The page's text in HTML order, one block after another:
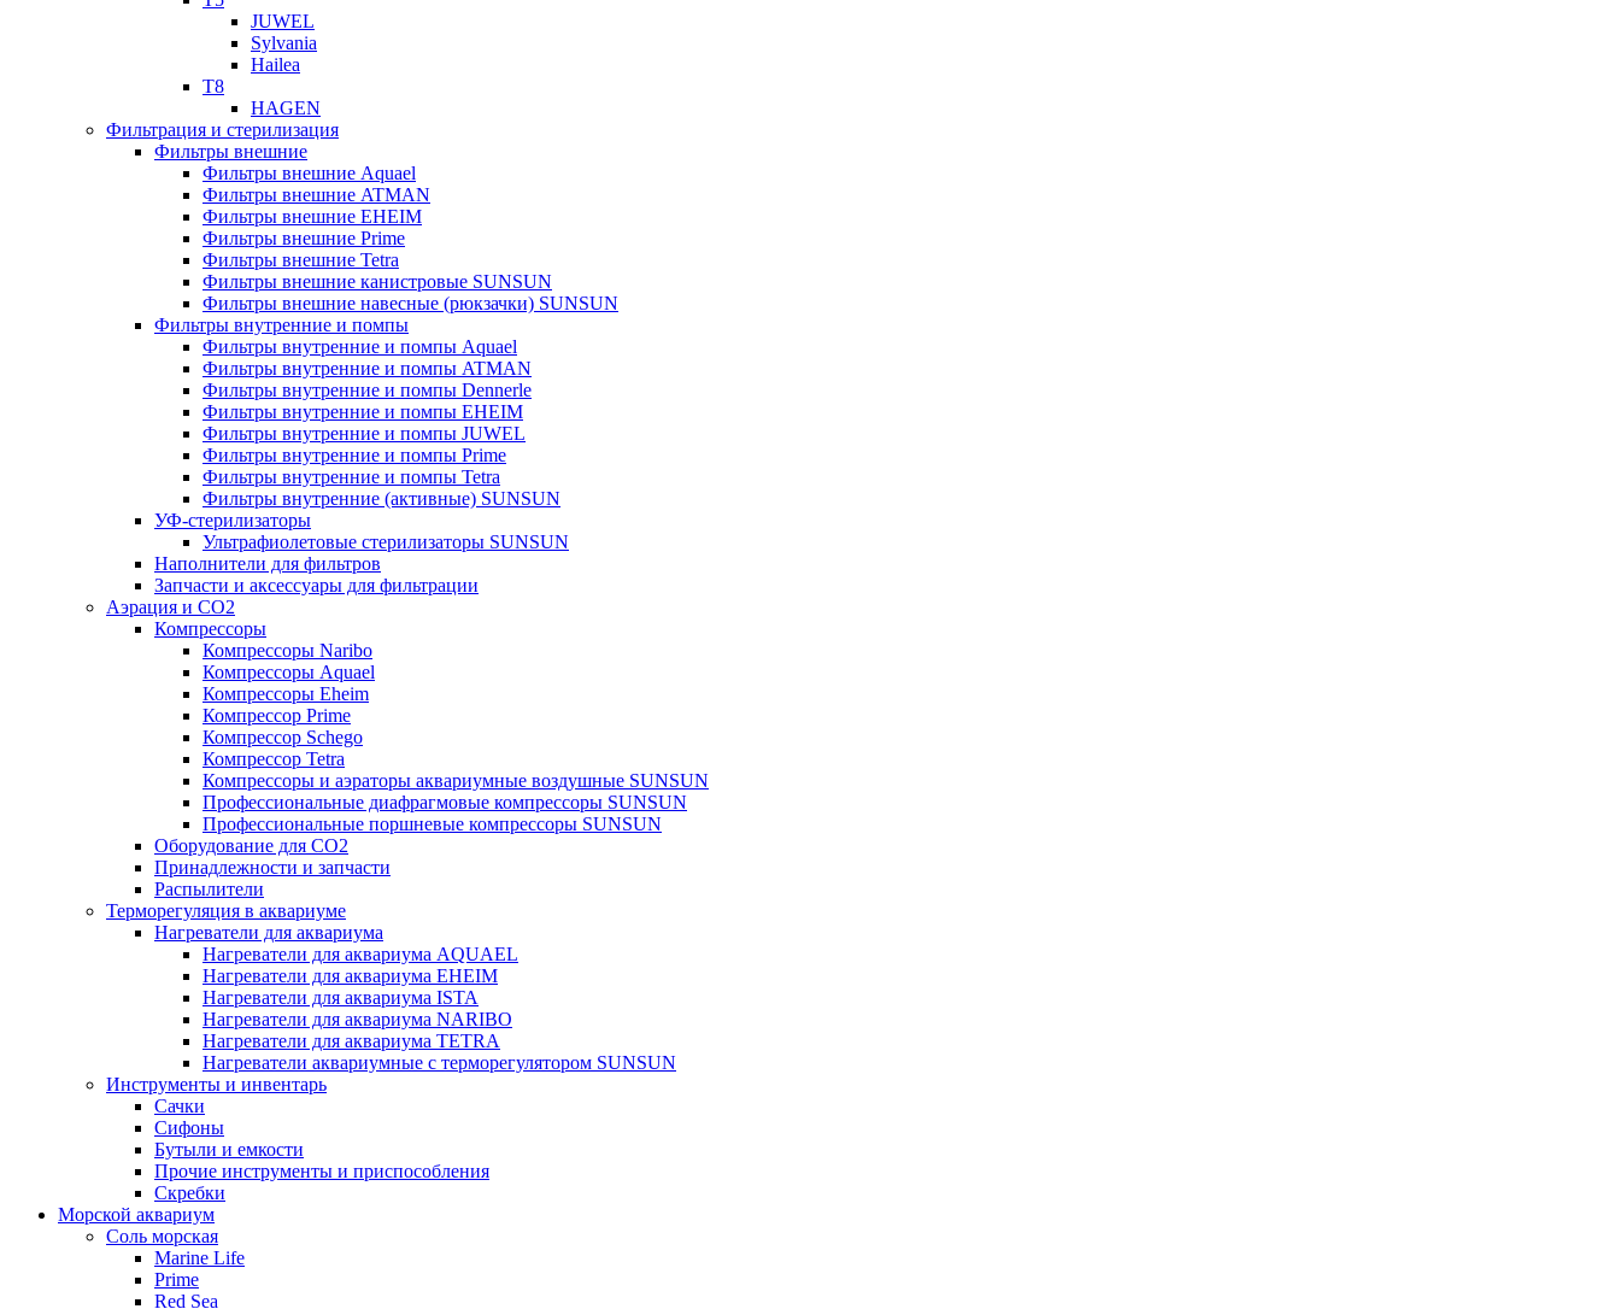
JUWEL
Sylvania
Hailea
T8
HAGEN
Фильтрация и стерилизация
Фильтры внешние
Фильтры внешние Aquael
Фильтры внешние ATMAN
Фильтры внешние EHEIM
Фильтры внешние Prime
Фильтры внешние Tetra
Фильтры внешние канистровые SUNSUN
Фильтры внешние навесные (рюкзачки) SUNSUN
Фильтры внутренние и помпы
Фильтры внутренние и помпы Aquael
Фильтры внутренние и помпы ATMAN
Фильтры внутренние и помпы Dennerle
Фильтры внутренние и помпы EHEIM
Фильтры внутренние и помпы JUWEL
Фильтры внутренние и помпы Prime
Фильтры внутренние и помпы Tetra
Фильтры внутренние (активные) SUNSUN
УФ-стерилизаторы
Ультрафиолетовые стерилизаторы SUNSUN
Наполнители для фильтров
Запчасти и аксессуары для фильтрации
Аэрация и CO2
Компрессоры
Компрессоры Naribo
Компрессоры Aquael
Компрессоры Eheim
Компрессор Prime
Компрессор Schego
Компрессор Tetra
Компрессоры и аэраторы аквариумные воздушные SUNSUN
Профессиональные диафрагмовые компрессоры SUNSUN
Профессиональные поршневые компрессоры SUNSUN
Оборудование для CO2
Принадлежности и запчасти
Распылители
Терморегуляция в аквариуме
Нагреватели для аквариума
Нагреватели для аквариума AQUAEL
Нагреватели для аквариума EHEIM
Нагреватели для аквариума ISTA
Нагреватели для аквариума NARIBO
Нагреватели для аквариума TETRA
Нагреватели аквариумные с терморегулятором SUNSUN
Инструменты и инвентарь
Сачки
Сифоны
Бутыли и емкости
Прочие инструменты и приспособления
Скребки
Морской аквариум
Соль морская
Marine Life
Prime
Red Sea